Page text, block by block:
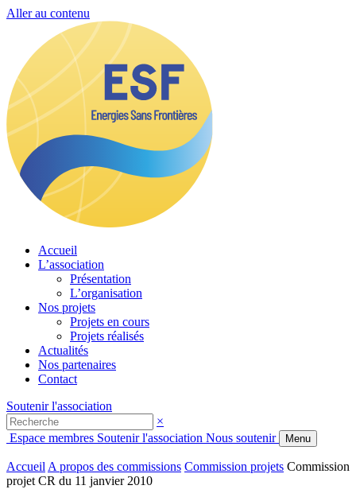
Aller au contenu
Accueil
L’association
Présentation
L’organisation
Nos projets
Projets en cours
Projets réalisés
Actualités
Nos partenaires
Contact
Soutenir l'association
×
Espace membres Soutenir l'association Nous soutenir Menu
Accueil A propos des commissions Commission projets Commission
projet CR du 11 janvier 2010